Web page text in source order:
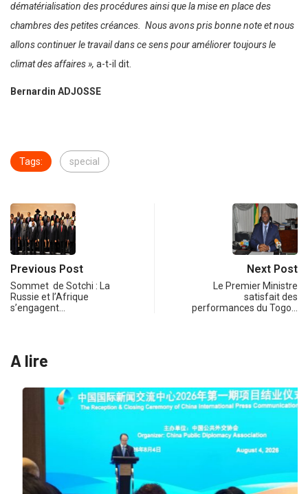
dématérialisation des procédures ainsi que la mise en place des
chambres des petites créances. Nous avons pris bonne note et nous
allons continuer le travail dans ce sens pour améliorer toujours le
climat des affaires », a-t-il dit.
Bernardin ADJOSSE
Tags: special
Previous Post
Sommet de Sotchi : La
Russie et l’Afrique
s’engagent…
Next Post
Le Premier Ministre
satisfait des
performances du Togo…
A lire